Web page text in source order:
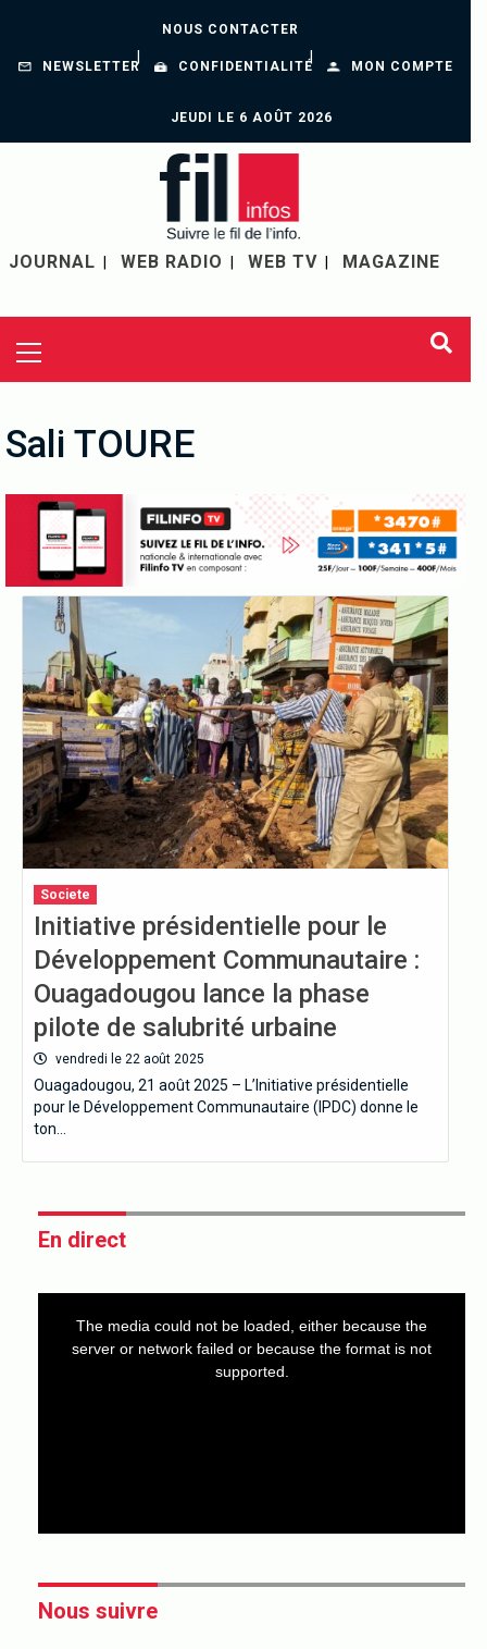
NOUS CONTACTER
NEWSLETTER CONFIDENTIALITÉ MON COMPTE
JEUDI LE 6 AOÛT 2026
JOURNAL WEB RADIO WEB TV MAGAZINE
Sali TOURE
Societe
Initiative présidentielle pour le
Développement Communautaire :
Ouagadougou lance la phase
pilote de salubrité urbaine
vendredi le 22 août 2025
Ouagadougou, 21 août 2025 – L’Initiative présidentielle
pour le Développement Communautaire (IPDC) donne le
ton…
En direct
The media could not be loaded, either because the
server or network failed or because the format is not
supported.
Nous suivre